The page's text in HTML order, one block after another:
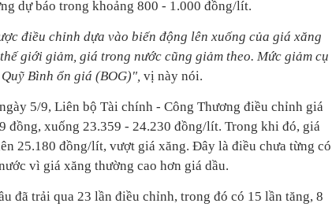
dự báo trong khoảng 800 - 1.000 đồng/lít.
điều chỉnh dựa vào biến động lên xuống của giá xăng
giới giảm, giá trong nước cũng giảm theo. Mức giảm cụ
Bình ổn giá (BOG)", vị này nói.
5/9, Liên bộ Tài chính - Công Thương điều chỉnh giá
đồng, xuống 23.359 - 24.230 đồng/lít. Trong khi đó, giá
25.180 đồng/lít, vượt giá xăng. Đây là điều chưa từng có
vì giá xăng thường cao hơn giá dầu.
đã trải qua 23 lần điều chỉnh, trong đó có 15 lần tăng, 8